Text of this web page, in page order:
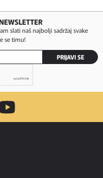
slati naš najbolji sadržaj svake
se timu!
PRIJAVI SE